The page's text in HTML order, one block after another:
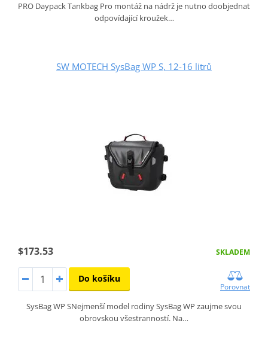
PRO Daypack Tankbag Pro montáž na nádrž je nutno doobjednat
odpovídající kroužek…
SW MOTECH SysBag WP S, 12-16 litrů
$173.53 SKLADEM
Do košíku
Porovnat
SysBag WP SNejmenší model rodiny SysBag WP zaujme svou
obrovskou všestranností. Na…